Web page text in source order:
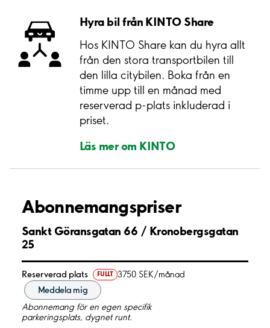
Hyra bil från KINTO Share
Hos KINTO Share kan du hyra allt
från den stora transportbilen till
den lilla citybilen. Boka från en
timme upp till en månad med
reserverad p-plats inkluderad i
priset.
Läs mer om KINTO
Abonnemangspriser
Sankt Göransgatan 66 / Kronobergsgatan
25
Reserverad plats FULLT 3750 SEK/månad
Meddela mig
Abonnemang för en egen specifik
parkeringsplats, dygnet runt.